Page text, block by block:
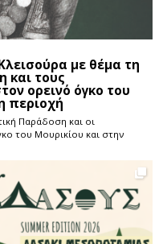
με θέμα τη
και τους
ορεινό όγκο του
περιοχή
Παράδοση και οι
του Μουρικίου και στην